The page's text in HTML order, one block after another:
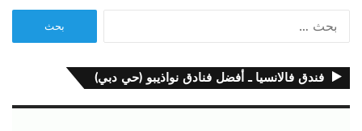
فندق فالانسيا ـ أفضل فنادق نواذيبو (حي دبي)